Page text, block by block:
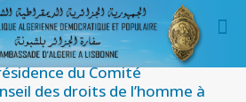
du Comité
des droits de l’homme à